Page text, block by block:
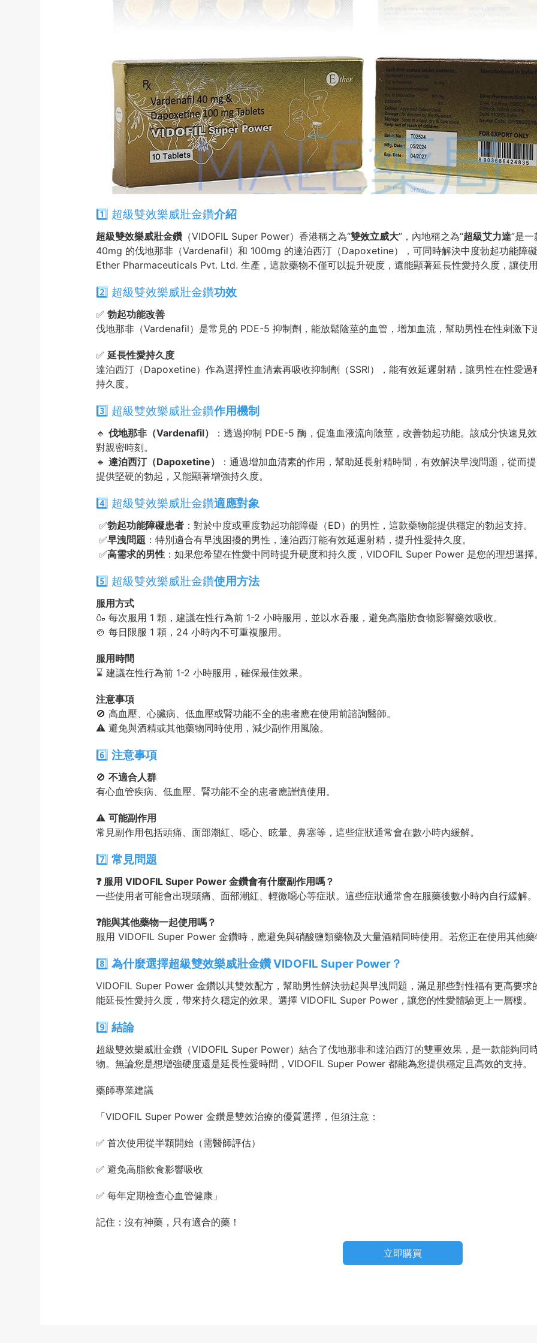
1️⃣ 超級雙效樂威壯金鑽介紹
超級雙效樂威壯金鑽（VIDOFIL Super Power）香港稱之為“雙效立威大”，內地稱之為“超級艾力達”是
40mg 的伐地那非（Vardenafil）和 100mg 的達泊西汀（Dapoxetine），可同時解決中度勃起功能障
Ether Pharmaceuticals Pvt. Ltd. 生產，這款藥物不僅可以提升硬度，還能顯著延長性愛持久度，讓使
2️⃣ 超級雙效樂威壯金鑽功效
✅ 勃起功能改善
伐地那非（Vardenafil）是常見的 PDE-5 抑制劑，能放鬆陰莖的血管，增加血流，幫助男性在性刺激下
✅ 延長性愛持久度
達泊西汀（Dapoxetine）作為選擇性血清素再吸收抑制劑（SSRI），能有效延遲射精，讓男性在性愛
持久度。
3️⃣ 超級雙效樂威壯金鑽作用機制
🔹 伐地那非（Vardenafil）
：透過抑制 PDE-5 酶，促進血液流向陰莖，改善勃起功能。該成分快速見
對親密時刻。
🔹 達泊西汀（Dapoxetine）
：通過增加血清素的作用，幫助延長射精時間，有效解決早洩問題，從而
提供堅硬的勃起，又能顯著增強持久度。
4️⃣ 超級雙效樂威壯金鑽適應對象
✅勃起功能障礙患者 ：對於中度或重度勃起功能障礙（ED）的男性，這款藥物能提供穩定的勃起支持。
✅早洩問題 ：特別適合有早洩困擾的男性，達泊西汀能有效延遲射精，提升性愛持久度。
✅高需求的男性 ：如果您希望在性愛中同時提升硬度和持久度，VIDOFIL Super Power 是您的理想選擇
5️⃣ 超級雙效樂威壯金鑽使用方法
服用方式
🍶 每次服用 1 顆，建議在性行為前 1-2 小時服用，並以水吞服，避免高脂肪食物影響藥效吸收。
🍲 每日限服 1 顆，24 小時內不可重複服用。
服用時間
⌛ 建議在性行為前 1-2 小時服用，確保最佳效果。
注意事項
🚫 高血壓、心臟病、低血壓或腎功能不全的患者應在使用前諮詢醫師。
⚠️ 避免與酒精或其他藥物同時使用，減少副作用風險。
6️⃣ 注意事項
🚫 不適合人群
有心血管疾病、低血壓、腎功能不全的患者應謹慎使用。
⚠️ 可能副作用
常見副作用包括頭痛、面部潮紅、噁心、眩暈、鼻塞等，這些症狀通常會在數小時內緩解。
7️⃣ 常見問題
❓ 服用 VIDOFIL Super Power 金鑽會有什麼副作用嗎？
一些使用者可能會出現頭痛、面部潮紅、輕微噁心等症狀。這些症狀通常會在服藥後數小時內自行緩解
❓能與其他藥物一起使用嗎？
服用 VIDOFIL Super Power 金鑽時，應避免與硝酸鹽類藥物及大量酒精同時使用。若您正在使用其他
8️⃣ 為什麼選擇超級雙效樂威壯金鑽 VIDOFIL Super Power？
VIDOFIL Super Power 金鑽以其雙效配方，幫助男性解決勃起與早洩問題，滿足那些對性福有更高要
能延長性愛持久度，帶來持久穩定的效果。選擇 VIDOFIL Super Power，讓您的性愛體驗更上一層樓。
9️⃣ 結論
超級雙效樂威壯金鑽（VIDOFIL Super Power）結合了伐地那非和達泊西汀的雙重效果，是一款能夠同
物。無論您是想增強硬度還是延長性愛時間，VIDOFIL Super Power 都能為您提供穩定且高效的支持。
藥師專業建議
「VIDOFIL Super Power 金鑽是雙效治療的優質選擇，但須注意：
✅ 首次使用從半顆開始（需醫師評估）
✅ 避免高脂飲食影響吸收
✅ 每年定期檢查心血管健康」
記住：沒有神藥，只有適合的藥！
立即購買